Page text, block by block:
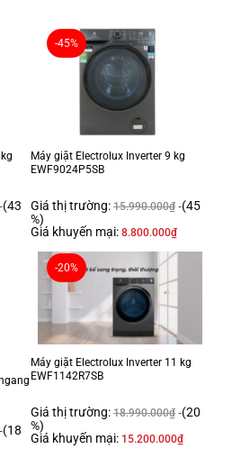
trước
(43
-45%
Máy giặt Electrolux Inverter 9 kg
EWF9024P5SB
Giá thị trường: 15.990.000₫ (45
%)
Giá khuyến mại: 8.800.000₫
(18
-20%
Máy giặt Electrolux Inverter 11 kg
EWF1142R7SB
Giá thị trường: 18.990.000₫ (20
%)
Giá khuyến mại: 15.200.000₫